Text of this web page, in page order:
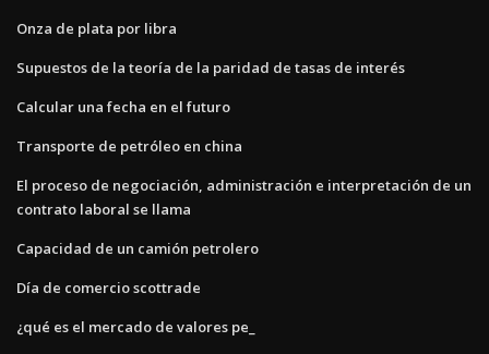
Onza de plata por libra
Supuestos de la teoría de la paridad de tasas de interés
Calcular una fecha en el futuro
Transporte de petróleo en china
El proceso de negociación, administración e interpretación de un
contrato laboral se llama
Capacidad de un camión petrolero
Día de comercio scottrade
¿qué es el mercado de valores pe_